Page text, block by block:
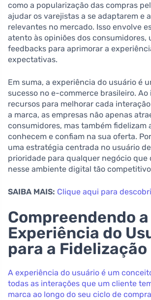
como a popularização das compras
ajudar os varejistas a se adaptarem e
relevantes no mercado. Isso envolve
atento às opiniões dos consumidores,
feedbacks para aprimorar a
expectativas.
Em suma, a experiência do usuário é
sucesso no e-commerce brasileiro.
recursos para melhorar cada
a marca, as empresas não apenas
consumidores, mas também fidelizam
conhecem e confiam na sua oferta.
uma estratégia centrada no usuário
prioridade para qualquer negócio que
nesse ambiente digital tão
SAIBA MAIS: Clique aqui para
Compreendendo a
Experiência do
para a Fidelização
A experiência do usuário é um
todas as interações que um cliente
marca ao longo do seu ciclo de